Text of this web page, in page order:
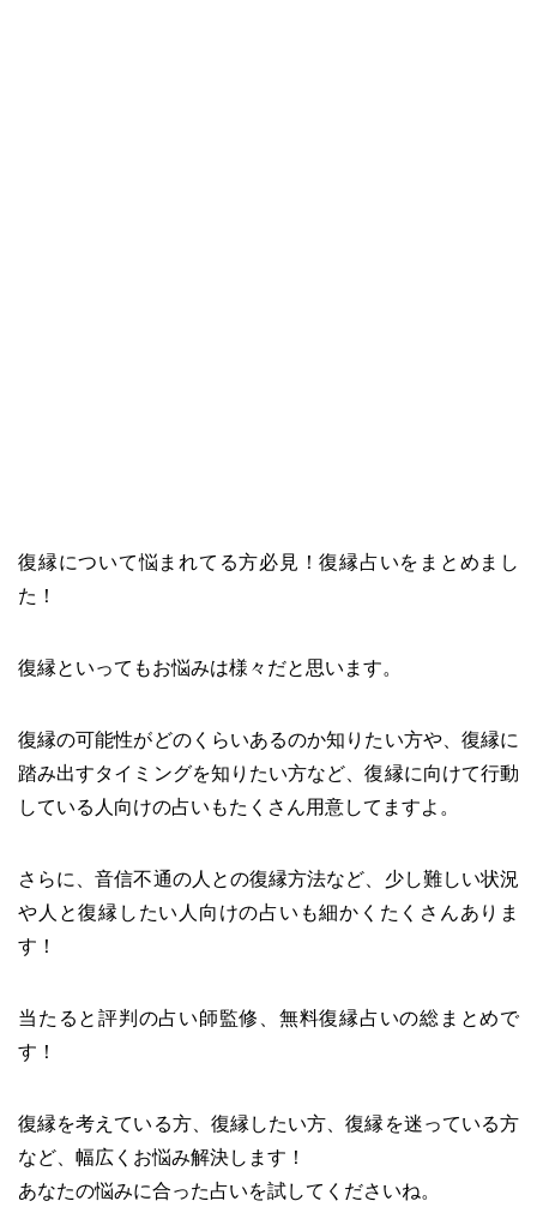
復縁について悩まれてる方必見！復縁占いをまとめまし
た！
復縁といってもお悩みは様々だと思います。
復縁の可能性がどのくらいあるのか知りたい方や、復縁に
踏み出すタイミングを知りたい方など、復縁に向けて行動
している人向けの占いもたくさん用意してますよ。
さらに、音信不通の人との復縁方法など、少し難しい状況
や人と復縁したい人向けの占いも細かくたくさんありま
す！
当たると評判の占い師監修、無料復縁占いの総まとめで
す！
復縁を考えている方、復縁したい方、復縁を迷っている方
など、幅広くお悩み解決します！
あなたの悩みに合った占いを試してくださいね。